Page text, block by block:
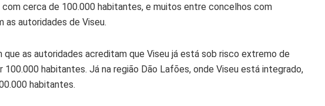
cerca de 100.000 habitantes, e muitos entre concelhos com
as autoridades de Viseu.
as autoridades acreditam que Viseu já está sob risco extremo de
habitantes. Já na região Dão Lafões, onde Viseu está integrado,
habitantes.